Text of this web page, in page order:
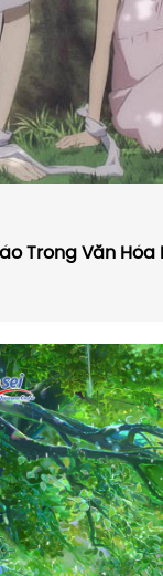
Trong Văn Hóa